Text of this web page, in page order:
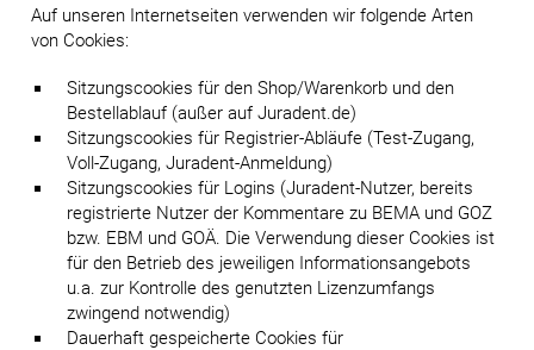
Auf unseren Internetseiten verwenden wir folgende Arten
von Cookies:
Sitzungscookies für den Shop/Warenkorb und den
Bestellablauf (außer auf Juradent.de)
Sitzungscookies für Registrier-Abläufe (Test-Zugang,
Voll-Zugang, Juradent-Anmeldung)
Sitzungscookies für Logins (Juradent-Nutzer, bereits
registrierte Nutzer der Kommentare zu BEMA und GOZ
bzw. EBM und GOÄ. Die Verwendung dieser Cookies ist
für den Betrieb des jeweiligen Informationsangebots
u.a. zur Kontrolle des genutzten Lizenzumfangs
zwingend notwendig)
Dauerhaft gespeicherte Cookies für